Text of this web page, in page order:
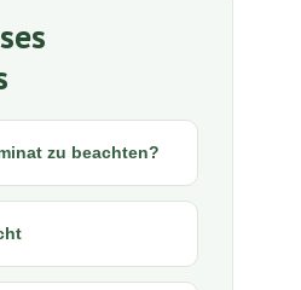
zu beachten?